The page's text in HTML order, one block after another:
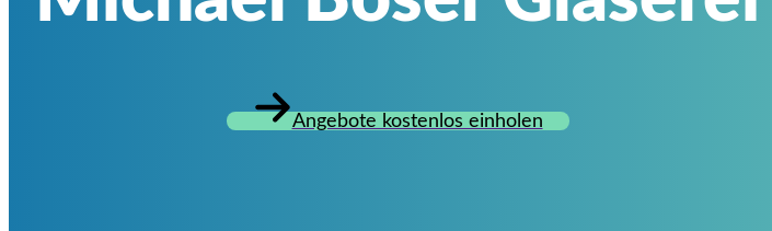
Angebote kostenlos einholen